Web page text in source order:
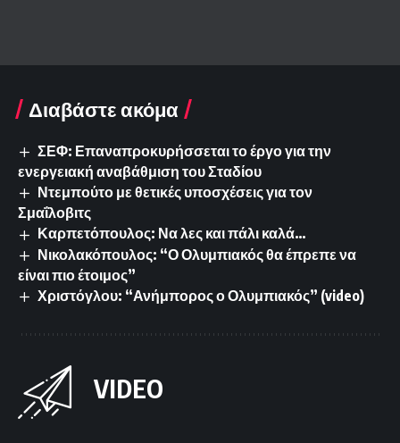
Διαβάστε ακόμα
ΣΕΦ: Επαναπροκυρήσσεται το έργο για την
ενεργειακή αναβάθμιση του Σταδίου
Ντεμπούτο με θετικές υποσχέσεις για τον
Σμαΐλοβιτς
Καρπετόπουλος: Να λες και πάλι καλά…
Νικολακόπουλος: “Ο Ολυμπιακός θα έπρεπε να
είναι πιο έτοιμος”
Χριστόγλου: “Ανήμπορος ο Ολυμπιακός” (video)
VIDEO